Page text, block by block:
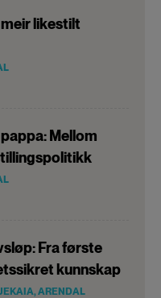
likestilt
Mellom
Fra første
kunnskap
ARENDAL